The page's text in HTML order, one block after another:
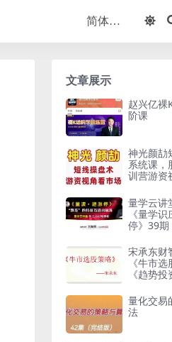
文章展示
赵兴亿裸
阶课
神光颜劼
系统课，
训营游资
量学云讲
《量学
停》39期
宋承东财
《牛市选
《趋势
量化交易
法